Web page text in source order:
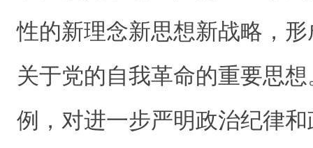
性的新理念新思想新战略，
关于党的自我革命的重要思
例，对进一步严明政治纪律